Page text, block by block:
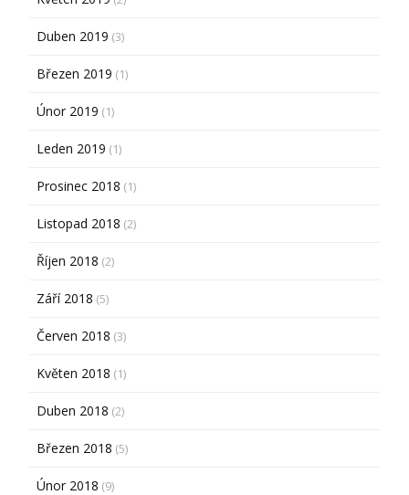
Duben 2019 (3)
Březen 2019 (1)
Únor 2019 (1)
Leden 2019 (1)
Prosinec 2018 (1)
Listopad 2018 (2)
Říjen 2018 (2)
Září 2018 (5)
Červen 2018 (3)
Květen 2018 (1)
Duben 2018 (2)
Březen 2018 (5)
Únor 2018 (9)